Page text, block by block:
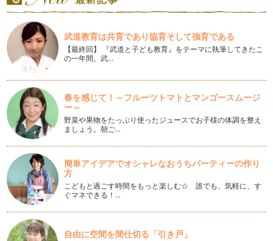
「片づける」ということの意味
何をするにも気持ちよくおこなえる、そんな季節になりました
ね。 心地よい暖かさが、少…
学校関係の書類の整理
入園・入学を迎えられた皆さま、おめでとうございます。 ま
た、進級おめでとうございま…
入園前の準備
入園を控えている方は、事前説明会も済み本格的に準備に取り
掛からなくてはいけない時期になりま…
パソコンとデータの整理
皆さま新年を迎え、年末に大掃除もすませ空間も心もスッキリ
されていることと思います。 …
大掃除前の準備
前回の記事「大掃除前のお片づけ」はご覧いただけましたでし
ょうか？ ポイントをもう一…
武道教育は共育であり協育そして強育である
【最終回】 『武道と子ども教育』をテーマに執筆してきたこ
の一年間。武…
春を感じて！～フルーツトマトとマンゴースムージ
ー～
野菜や果物をたっぷり使ったジュースでお子様の体調を整え
ましょう。朝ご…
簡単アイデアでオシャレなおうちパーティーの作り
方
こどもと過ごす時間をもっと楽しむ☆ 誰でも、気軽に、す
ぐマネできる！…
自由に空間を間仕切る「引き戸」